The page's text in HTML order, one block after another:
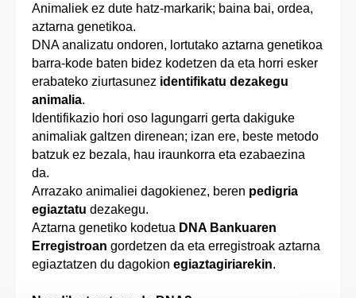
Animaliek ez dute hatz-markarik; baina bai, ordea,
aztarna genetikoa.
DNA analizatu ondoren, lortutako aztarna genetikoa
barra-kode baten bidez kodetzen da eta horri esker
erabateko ziurtasunez identifikatu dezakegu
animalia.
Identifikazio hori oso lagungarri gerta dakiguke
animaliak galtzen direnean; izan ere, beste metodo
batzuk ez bezala, hau iraunkorra eta ezabaezina
da.
Arrazako animaliei dagokienez, beren pedigria
egiaztatu dezakegu.
Aztarna genetiko kodetua DNA Bankuaren
Erregistroan gordetzen da eta erregistroak aztarna
egiaztatzen du dagokion egiaztagiriarekin.